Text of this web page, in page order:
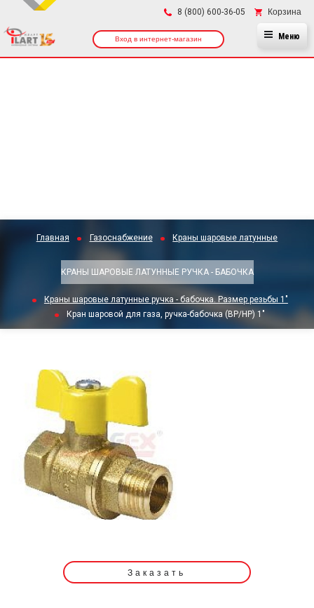
8 (800) 600-36-05 Корзина
Вход в интернет-магазин Меню
Главная Газоснабжение Краны шаровые латунные
КРАНЫ ШАРОВЫЕ ЛАТУННЫЕ РУЧКА - БАБОЧКА
Краны шаровые латунные ручка - бабочка. Размер резьбы 1"
Кран шаровой для газа, ручка-бабочка (ВР/НР) 1"
Заказать
×